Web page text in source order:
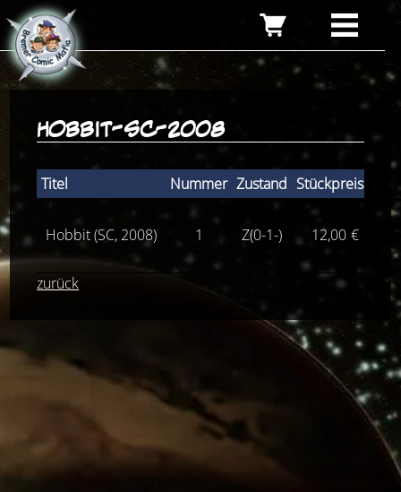
hobbit-sc-2008
Titel Nummer Zustand Stückpreis
Hobbit (SC, 2008) 1 Z(0-1-) 12,00 €
zurück